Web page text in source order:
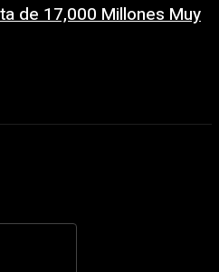
de 17,000 Millones Muy
Comentario: